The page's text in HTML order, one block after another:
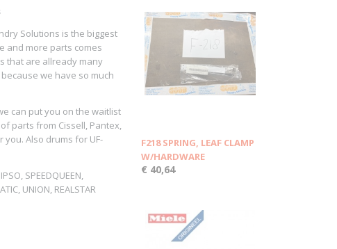
Solutions is the biggest
and more parts comes
that are allready many
we have so much
can put you on the waitlist
parts from Cissell, Pantex,
you. Also drums for UF-
SPEEDQUEEN,
UNION, REALSTAR
F218 SPRING, LEAF CLAMP
W/HARDWARE
€ 40,64